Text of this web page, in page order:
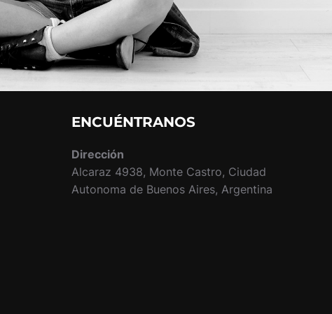
ENCUÉNTRANOS
Dirección
Alcaraz 4938, Monte Castro, Ciudad
Autonoma de Buenos Aires, Argentina